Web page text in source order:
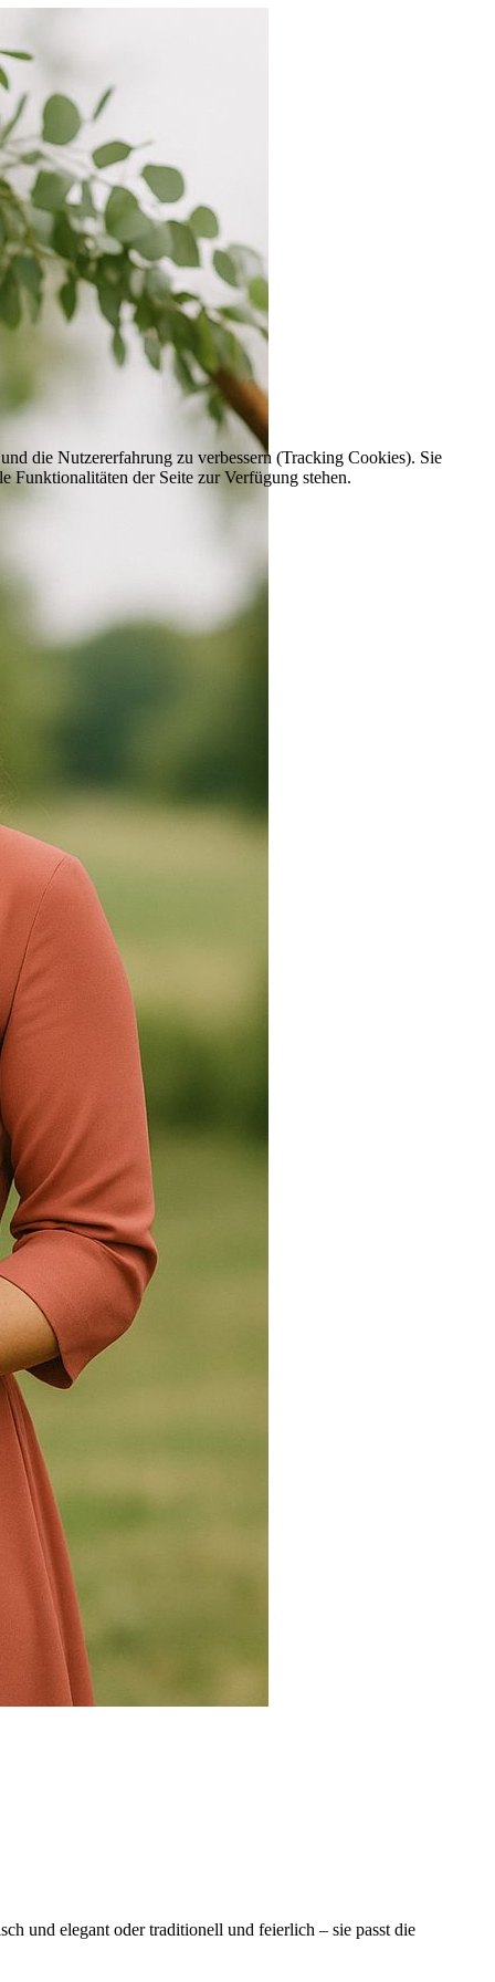
und elegant oder traditionell und feierlich – sie passt die
die Nutzererfahrung zu verbessern (Tracking Cookies). Sie
Funktionalitäten der Seite zur Verfügung stehen.